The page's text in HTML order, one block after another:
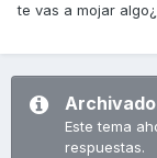
te vas a mojar
Archivado
Este tema
respuestas.